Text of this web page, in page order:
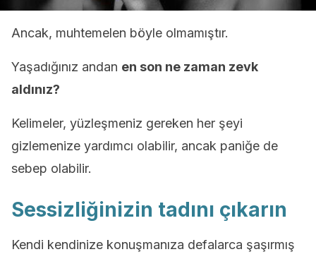
Ancak, muhtemelen böyle olmamıştır.
Yaşadığınız andan en son ne zaman zevk
aldınız?
Kelimeler, yüzleşmeniz gereken her şeyi
gizlemenize yardımcı olabilir, ancak paniğe de
sebep olabilir.
Sessizliğinizin tadını çıkarın
Kendi kendinize konuşmanıza defalarca şaşırmış